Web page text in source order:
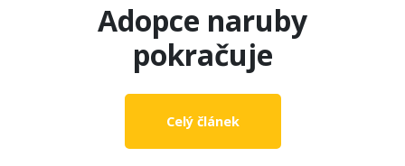
Adopce naruby
pokračuje
Celý článek